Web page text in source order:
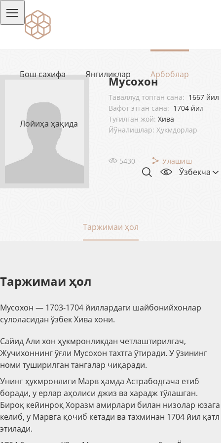
Бош сахифа Янгиликлар Арбоблар
Лойиҳа ҳақида
Ўзбекча
Мусохон
Таваллуд топган сана: 1667 йил
Вафот этган сана: 1704 йил
Туғилган жой: Хива
Йўналишлар: Ҳукмдорлар
5430 Улашиш
Таржимаи ҳол
Таржимаи ҳол
Мусохон — 1703-1704 йиллардаги шайбонийхонлар
сулоласидан ўзбек Хива хони.
Сайид Али хон ҳукмронликдан четлаштирилгач,
Жучихоннинг ўғли Мусохон тахтга ўтиради. У ўзининг
номи туширилган тангалар чиқаради.
Унинг ҳукмронлиги Марв ҳамда Астрабодгача етиб
боради, у ерлар аҳолиси джиз ва харадж тўлашган.
Бироқ кейинроқ Хоразм амирлари билан низолар юзага
келиб, у Марвга қочиб кетади ва тахминан 1704 йил қатл
этилади.